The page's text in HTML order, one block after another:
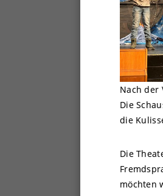
Nach der
Die
die
Die
möchten